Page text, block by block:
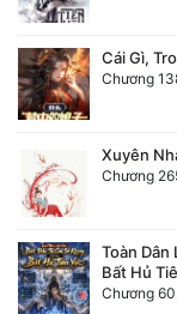
Điền Văn
Đô Thị
Đông Phương
Đông Phương Huyền
Đồng Nhân
Cẩu Đạo Trường Sinh
Cái Gì,
Chương
Xuyên
Chương
Toàn Dân
Bất Hủ
Chương